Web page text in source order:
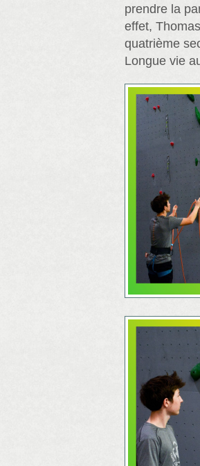
prendre la
effet,
quatrième
Longue vie